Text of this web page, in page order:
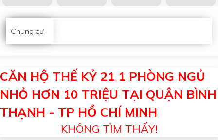
Chung cư
CĂN HỘ THẾ KỶ 21 1 PHÒNG NGỦ
NHỎ HƠN 10 TRIỆU TẠI QUẬN BÌNH
THẠNH - TP HỒ CHÍ MINH
KHÔNG TÌM THẤY!